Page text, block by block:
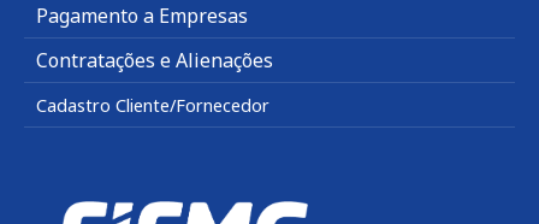
Pagamento a Empresas
Contratações e Alienações
Cadastro Cliente/Fornecedor